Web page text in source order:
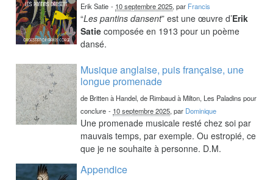
Erik Satie - 10 septembre 2025, par Francis
“Les pantins dansent” est une œuvre d’Erik
Satie composée en 1913 pour un poème
dansé.
Musique anglaise, puis française, une
longue promenade
de Britten à Handel, de Rimbaud à Milton, Les Paladins pour
conclure - 10 septembre 2025, par Dominique
Une promenade musicale resté chez soi par
mauvais temps, par exemple. Ou estropié, ce
que je ne souhaite à personne. D.M.
Appendice